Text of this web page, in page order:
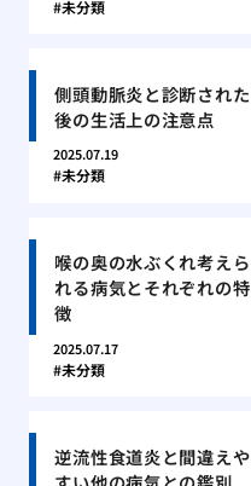
未分類
側頭動脈炎と診断された
後の生活上の注意点
2025.07.19
未分類
喉の奥の水ぶくれ考えら
れる病気とそれぞれの特
徴
2025.07.17
未分類
逆流性食道炎と間違えや